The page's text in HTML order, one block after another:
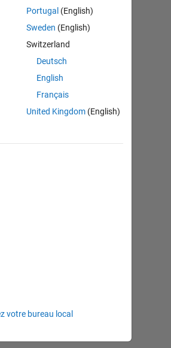
Portugal (English)
Sweden (English)
Switzerland
Deutsch
English
Français
United Kingdom(English)
votre bureau local